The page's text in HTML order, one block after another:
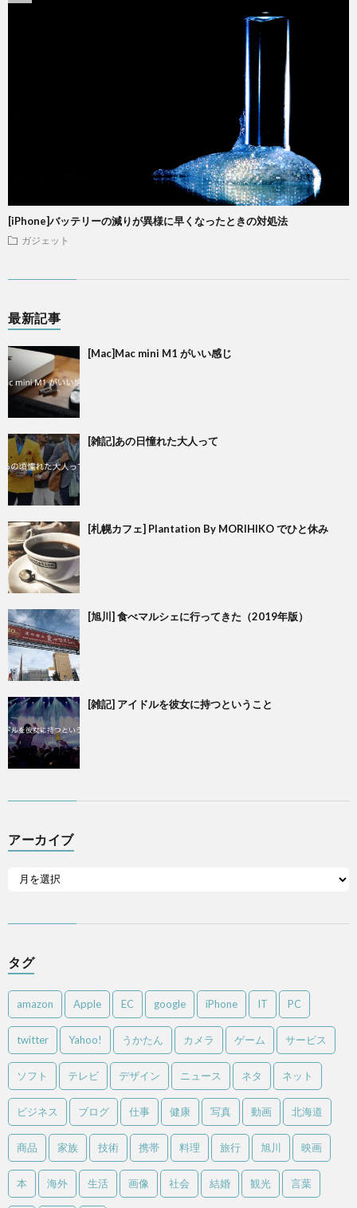
[iPhone]バッテリーの減りが異様に早くなったときの対処法
ガジェット
最新記事
[Mac]Mac mini M1 がいい感じ
[雑記]あの日憧れた大人って
[札幌カフェ] Plantation By MORIHIKO でひと休み
[旭川] 食べマルシェに行ってきた（2019年版）
[雑記] アイドルを彼女に持つということ
アーカイブ
タグ
amazon Apple EC google iPhone IT PC
twitter Yahoo! うかたん カメラ ゲーム サービス
ソフト テレビ デザイン ニュース ネタ ネット
ビジネス ブログ 仕事 健康 写真 動画 北海道
商品 家族 技術 携帯 料理 旅行 旭川 映画
本 海外 生活 画像 社会 結婚 観光 言葉